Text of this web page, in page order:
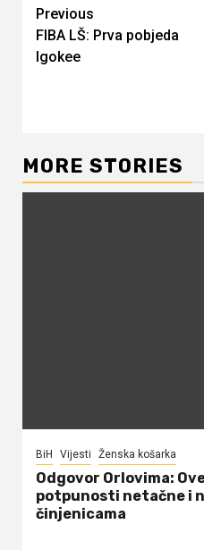
Continue
Reading
Previous
FIBA LŠ: Prva pobjeda
Igokee
MORE STORIES
BiH Vijesti Ženska košarka
Odgovor Orlovima:
potpunosti netačne i
činjenicama